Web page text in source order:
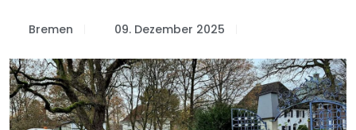
Bremen 09. Dezember 2025